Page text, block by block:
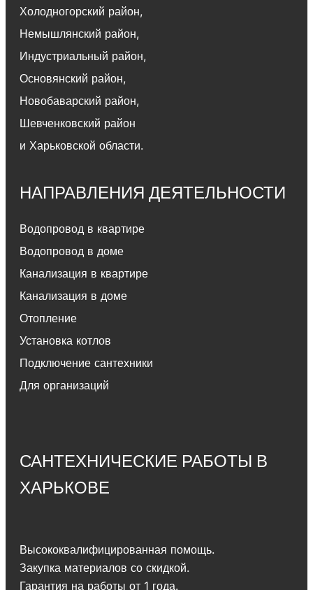
Холодногорский район,
Немышлянский район,
Индустриальный район,
Основянский район,
Новобаварский район,
Шевченковский район
и Харьковской области.
НАПРАВЛЕНИЯ ДЕЯТЕЛЬНОСТИ
Водопровод в квартире
Водопровод в доме
Канализация в квартире
Канализация в доме
Отопление
Установка котлов
Подключение сантехники
Для организаций
САНТЕХНИЧЕСКИЕ РАБОТЫ В
ХАРЬКОВЕ
Высококвалифицированная помощь.
Закупка материалов со скидкой.
Гарантия на работы от 1 года.